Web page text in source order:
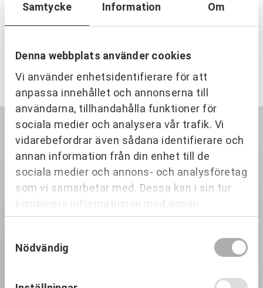
Samtycke Information Om
Denna webbplats använder cookies
Vi använder enhetsidentifierare för att
anpassa innehållet och annonserna till
användarna, tillhandahålla funktioner för
sociala medier och analysera vår trafik. Vi
vidarebefordrar även sådana identifierare och
annan information från din enhet till de
sociala medier och annons- och analysföretag
som vi samarbetar med. Dessa kan i sin tur
kombinera informationen med annan
information som du har tillhandahållit eller
som de har samlat in när du har använt deras
tjänster.
Nödvändig
dina Hackeforsprodukter.
Relaterade produkter
KAMPANJ